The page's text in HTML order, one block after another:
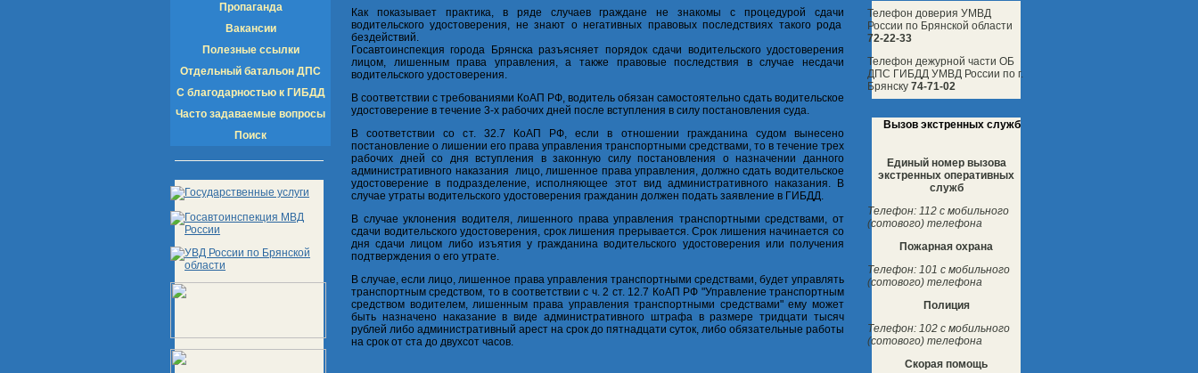
Пропаганда
Вакансии
Полезные ссылки
Отдельный батальон ДПС
С благодарностью к ГИБДД
Часто задаваемые вопросы
Поиск
Как показывает практика, в ряде случаев граждане не знакомы с процедурой сдачи
водительского удостоверения, не знают о негативных правовых последствиях такого рода
бездействий.
Госавтоинспекция города Брянска разъясняет порядок сдачи водительского удостоверения
лицом, лишенным права управления, а также правовые последствия в случае несдачи
водительского удостоверения.
В соответствии с требованиями КоАП РФ, водитель обязан самостоятельно сдать водительское
удостоверение в течение 3-х рабочих дней после вступления в силу постановления суда.
В соответствии со ст. 32.7 КоАП РФ, если в отношении гражданина судом вынесено
постановление о лишении его права управления транспортными средствами, то в течение трех
рабочих дней со дня вступления в законную силу постановления о назначении данного
административного наказания лицо, лишенное права управления, должно сдать водительское
удостоверение в подразделение, исполняющее этот вид административного наказания. В
случае утраты водительского удостоверения гражданин должен подать заявление в ГИБДД.
В случае уклонения водителя, лишенного права управления транспортными средствами, от
сдачи водительского удостоверения, срок лишения прерывается. Срок лишения начинается со
дня сдачи лицом либо изъятия у гражданина водительского удостоверения или получения
подтверждения о его утрате.
В случае, если лицо, лишенное права управления транспортными средствами, будет управлять
транспортным средством, то в соответствии с ч. 2 ст. 12.7 КоАП РФ "Управление транспортным
средством водителем, лишенным права управления транспортными средствами" ему может
быть назначено наказание в виде административного штрафа в размере тридцати тысяч
рублей либо административный арест на срок до пятнадцати суток, либо обязательные работы
на срок от ста до двухсот часов.
Телефон доверия УМВД
России по Брянской области
72-22-33
Телефон дежурной части ОБ
ДПС ГИБДД УМВД России по г.
Брянску 74-71-02
Вызов экстренных служб
Единый номер вызова
экстренных оперативных
служб
Телефон: 112 с мобильного
(сотового) телефона
Пожарная охрана
Телефон: 101 с мобильного
(сотового) телефона
Полиция
Телефон: 102 с мобильного
(сотового) телефона
Скорая помощь